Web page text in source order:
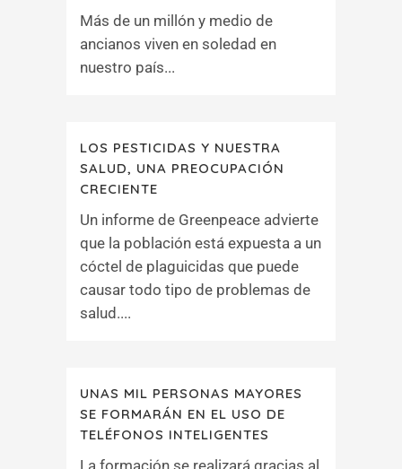
Más de un millón y medio de
ancianos viven en soledad en
nuestro país...
LOS PESTICIDAS Y NUESTRA
SALUD, UNA PREOCUPACIÓN
CRECIENTE
Un informe de Greenpeace advierte
que la población está expuesta a un
cóctel de plaguicidas que puede
causar todo tipo de problemas de
salud....
UNAS MIL PERSONAS MAYORES
SE FORMARÁN EN EL USO DE
TELÉFONOS INTELIGENTES
La formación se realizará gracias al